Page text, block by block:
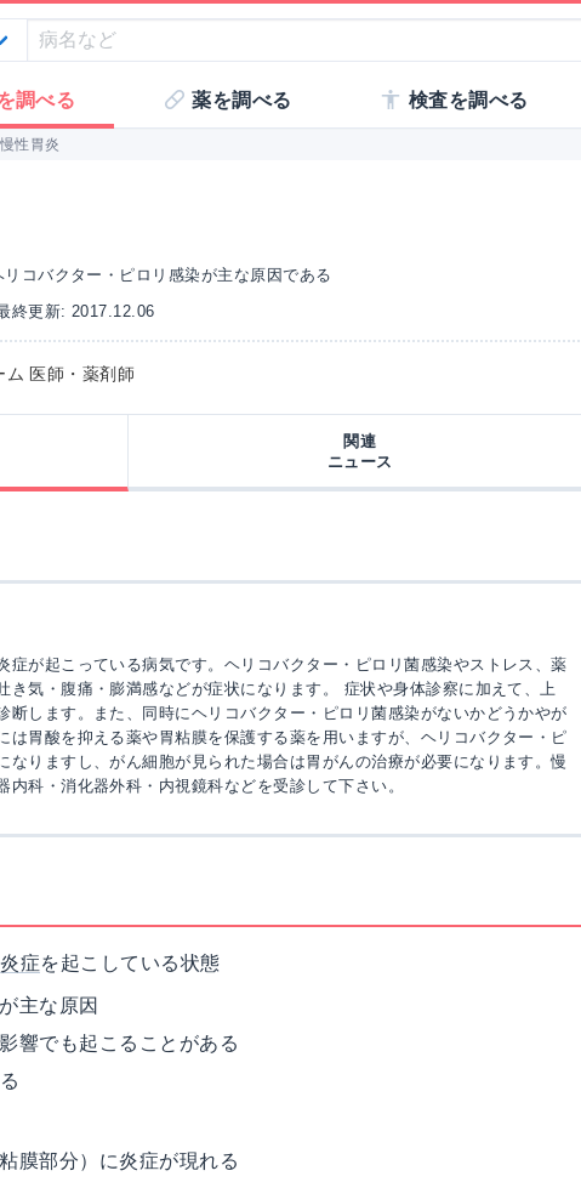
調べる 薬を調べる 検査を調べる
慢性胃炎
コバクター・ピロリ感染が主な原因である
終更新: 2017.12.06
ム 医師・薬剤師
関連
ニュース
症が起こっている病気です。ヘリコバクター・ピロリ菌感染やストレス、薬
き気・腹痛・膨満感などが症状になります。 症状や身体診察に加えて、上
断します。また、同時にヘリコバクター・ピロリ菌感染がないかどうかやが
は胃酸を抑える薬や胃粘膜を保護する薬を用いますが、ヘリコバクター・ピ
なりますし、がん細胞が見られた場合は胃がんの治療が必要になります。慢
科・消化器外科・内視鏡科などを受診して下さい。
炎症を起こしている状態
主な原因
響でも起こることがある
膜部分）に炎症が現れる